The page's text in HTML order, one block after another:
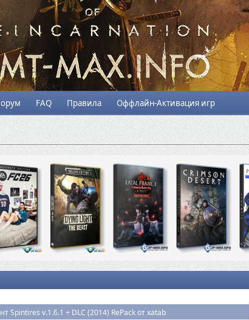
FAQ Правила Оффлайн-Активация игр
Spintires v.1.6.1 + DLC (2014) RePack от xatab